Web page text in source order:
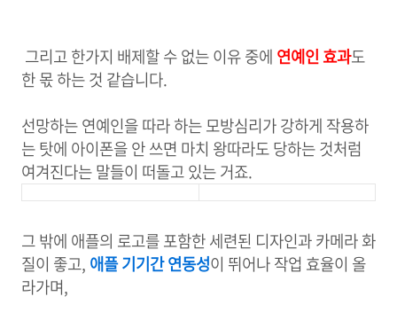
그리고 한가지 배제할 수 없는 이유 중에 연예인 효과도
한 몫 하는 것 같습니다.
선망하는 연예인을 따라 하는 모방심리가 강하게 작용하
는 탓에 아이폰을 안 쓰면 마치 왕따라도 당하는 것처럼
여겨진다는 말들이 떠돌고 있는 거죠.
그 밖에 애플의 로고를 포함한 세련된 디자인과 카메라 화
질이 좋고, 애플 기기간 연동성이 뛰어나 작업 효율이 올
라가며,